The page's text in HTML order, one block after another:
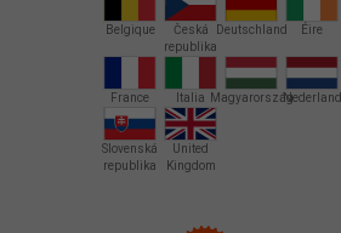
Belgique
Česká
republika
Deutschland Éire
France Italia MagyarországNederland
Slovenská
republika
United
Kingdom